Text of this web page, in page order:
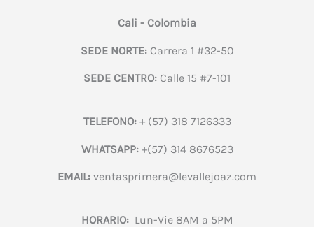
Cali - Colombia
SEDE NORTE:Carrera 1 #32-50
SEDE CENTRO: Calle 15 #7-101
TELEFONO:+ (57) 318 7126333
WHATSAPP:+(57) 314 8676523
EMAIL: ventasprimera@levallejoaz.com
HORARIO:Lun-Vie 8AM a 5PM